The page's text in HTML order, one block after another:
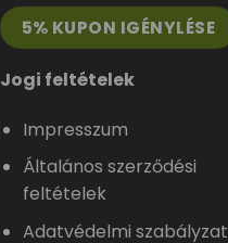
5% KUPON IGÉNYLÉSE
Jogi feltételek
Impresszum
Általános szerződési
feltételek
Adatvédelmi szabályzat